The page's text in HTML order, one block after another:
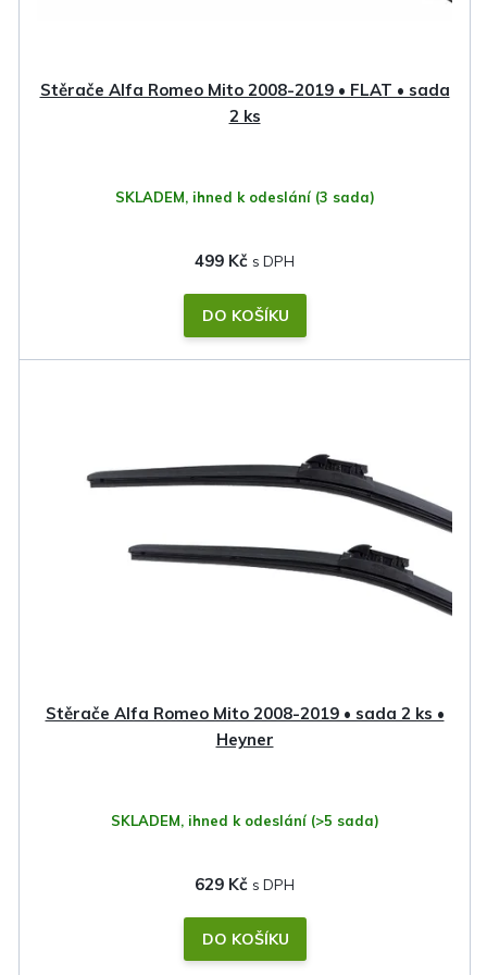
Stěrače Alfa Romeo Mito 2008-2019 • FLAT • sada
2 ks
SKLADEM, ihned k odeslání (3 sada)
499 Kč
DO KOŠÍKU
Stěrače Alfa Romeo Mito 2008-2019 • sada 2 ks •
Heyner
SKLADEM, ihned k odeslání (>5 sada)
629 Kč
DO KOŠÍKU